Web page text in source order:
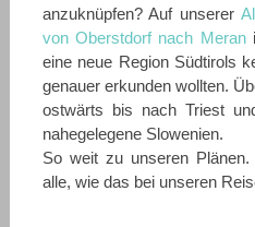
anzuknüpfen? Auf unserer
von Oberstdorf nach Meran
eine neue Region Südtirols
genauer erkunden wollten.
ostwärts bis nach Triest
nahegelegene Slowenien.
So weit zu unseren
alle, wie das bei unseren